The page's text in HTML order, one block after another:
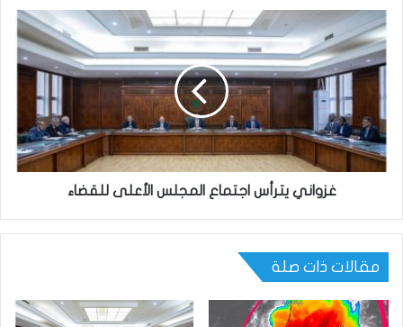
غزواني يترأس اجتماع المجلس الأعلى للقضاء
مقالات ذات صلة